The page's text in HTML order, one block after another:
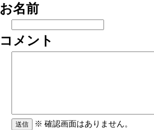
お名前
コメント
※ 確認画面はありません。